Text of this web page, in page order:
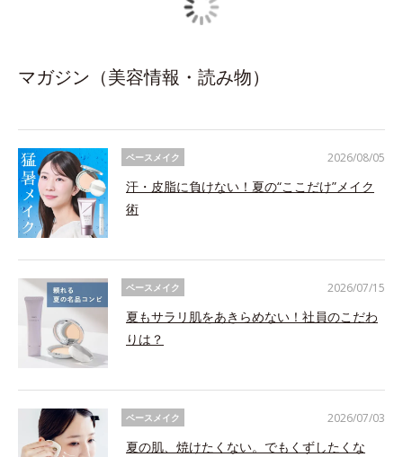
マガジン（美容情報・読み物）
ベースメイク
汗・皮脂に負けない！夏の“ここだけ”メイク
術
2026/08/05
ベースメイク
夏もサラリ肌をあきらめない！社員のこだわ
りは？
2026/07/15
ベースメイク
夏の肌、焼けたくない。でもくずしたくな
2026/07/03